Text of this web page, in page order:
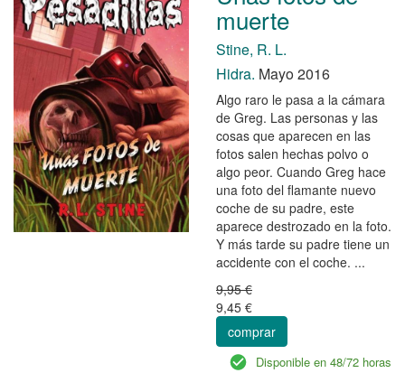
muerte
Stine, R. L.
Hidra. Mayo 2016
Algo raro le pasa a la cámara
de Greg. Las personas y las
cosas que aparecen en las
fotos salen hechas polvo o
algo peor. Cuando Greg hace
una foto del flamante nuevo
coche de su padre, este
aparece destrozado en la foto.
Y más tarde su padre tiene un
accidente con el coche. ...
9,95 €
9,45 €
comprar
Disponible en 48/72 horas